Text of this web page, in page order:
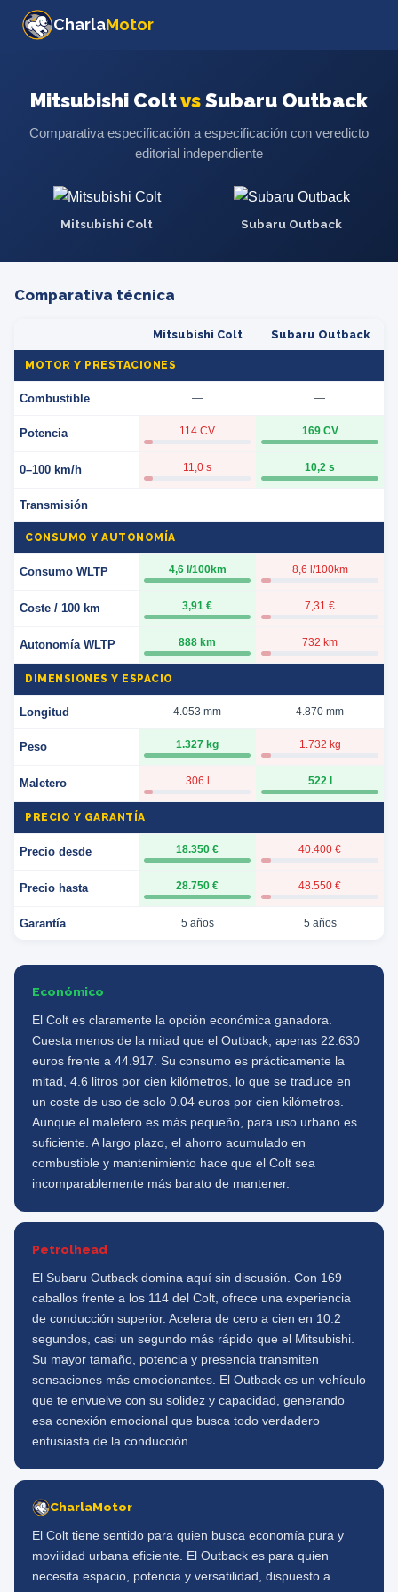
CharlaMotor
Mitsubishi ColtvsSubaru Outback
Comparativa especificación a especificación con veredicto
editorial independiente
Mitsubishi Colt Subaru Outback
Comparativa técnica
Mitsubishi Colt Subaru Outback
MOTOR Y PRESTACIONES
Combustible — —
Potencia 114 CV 169 CV
0–100 km/h 11,0 s 10,2 s
Transmisión — —
CONSUMO Y AUTONOMÍA
Consumo WLTP 4,6 l/100km 8,6 l/100km
Coste / 100 km 3,91 € 7,31 €
Autonomía WLTP 888 km 732 km
DIMENSIONES Y ESPACIO
Longitud 4.053 mm 4.870 mm
Peso 1.327 kg 1.732 kg
Maletero 306 l 522 l
PRECIO Y GARANTÍA
Precio desde 18.350 € 40.400 €
Precio hasta 28.750 € 48.550 €
Garantía 5 años 5 años
Económico
El Colt es claramente la opción económica ganadora.
Cuesta menos de la mitad que el Outback, apenas 22.630
euros frente a 44.917. Su consumo es prácticamente la
mitad, 4.6 litros por cien kilómetros, lo que se traduce en
un coste de uso de solo 0.04 euros por cien kilómetros.
Aunque el maletero es más pequeño, para uso urbano es
suficiente. A largo plazo, el ahorro acumulado en
combustible y mantenimiento hace que el Colt sea
incomparablemente más barato de mantener.
Petrolhead
El Subaru Outback domina aquí sin discusión. Con 169
caballos frente a los 114 del Colt, ofrece una experiencia
de conducción superior. Acelera de cero a cien en 10.2
segundos, casi un segundo más rápido que el Mitsubishi.
Su mayor tamaño, potencia y presencia transmiten
sensaciones más emocionantes. El Outback es un vehículo
que te envuelve con su solidez y capacidad, generando
esa conexión emocional que busca todo verdadero
entusiasta de la conducción.
CharlaMotor
El Colt tiene sentido para quien busca economía pura y
movilidad urbana eficiente. El Outback es para quien
necesita espacio, potencia y versatilidad, dispuesto a